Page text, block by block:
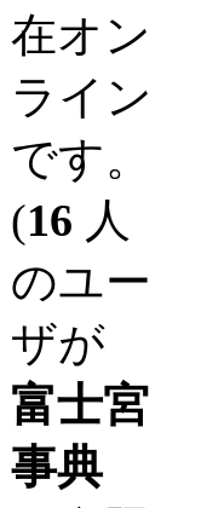
在オン
ライン
です。
(16 人
のユー
ザが
富士宮
事典